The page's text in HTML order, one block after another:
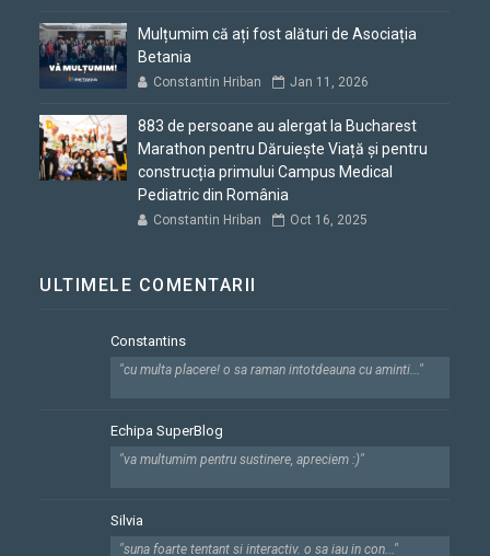
Mulțumim că ați fost alături de Asociația
Betania
Constantin Hriban Jan 11, 2026
883 de persoane au alergat la Bucharest
Marathon pentru Dăruiește Viață și pentru
construcția primului Campus Medical
Pediatric din România
Constantin Hriban Oct 16, 2025
ULTIMELE COMENTARII
Constantins
"cu multa placere! o sa raman intotdeauna cu aminti..."
Echipa SuperBlog
"va multumim pentru sustinere, apreciem :)"
Silvia
"suna foarte tentant si interactiv. o sa iau in con..."